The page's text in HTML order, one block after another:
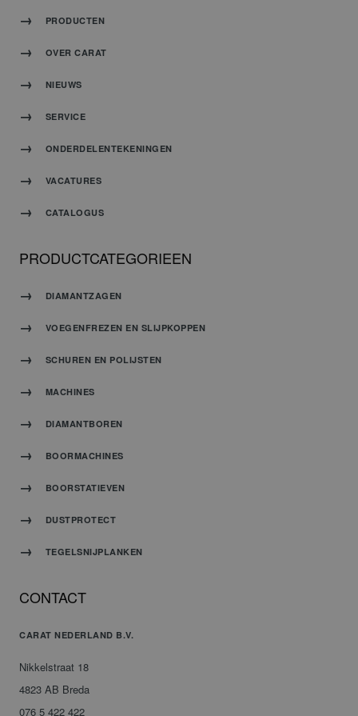
PRODUCTEN
OVER CARAT
NIEUWS
SERVICE
ONDERDELENTEKENINGEN
VACATURES
CATALOGUS
PRODUCTCATEGORIEEN
DIAMANTZAGEN
VOEGENFREZEN EN SLIJPKOPPEN
SCHUREN EN POLIJSTEN
MACHINES
DIAMANTBOREN
BOORMACHINES
BOORSTATIEVEN
DUSTPROTECT
TEGELSNIJPLANKEN
CONTACT
CARAT NEDERLAND B.V.
Nikkelstraat 18
4823 AB Breda
076 5 422 422